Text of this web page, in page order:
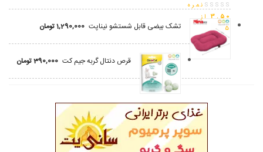
نمره
3.50 از
5
تشک بیضی قابل شستشو نیناپت 1,290,000تومان
قرص دنتال گربه جیم کت 390,000تومان